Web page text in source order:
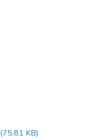
(75,81 KB)